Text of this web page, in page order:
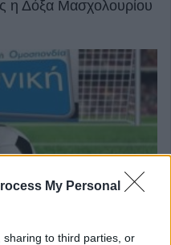
My Personal
to third parties, or
η Δόξα Μασχολουρίου
στην κατηγορία για